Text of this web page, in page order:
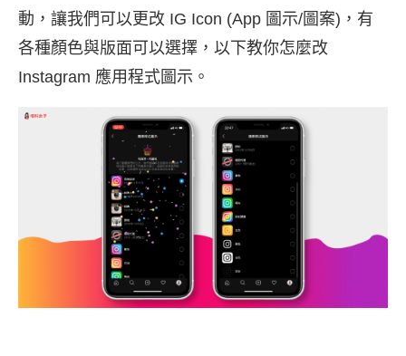
動，讓我們可以更改 IG Icon (App 圖示/圖案)，有
各種顏色與版面可以選擇，以下教你怎麼改
Instagram 應用程式圖示。